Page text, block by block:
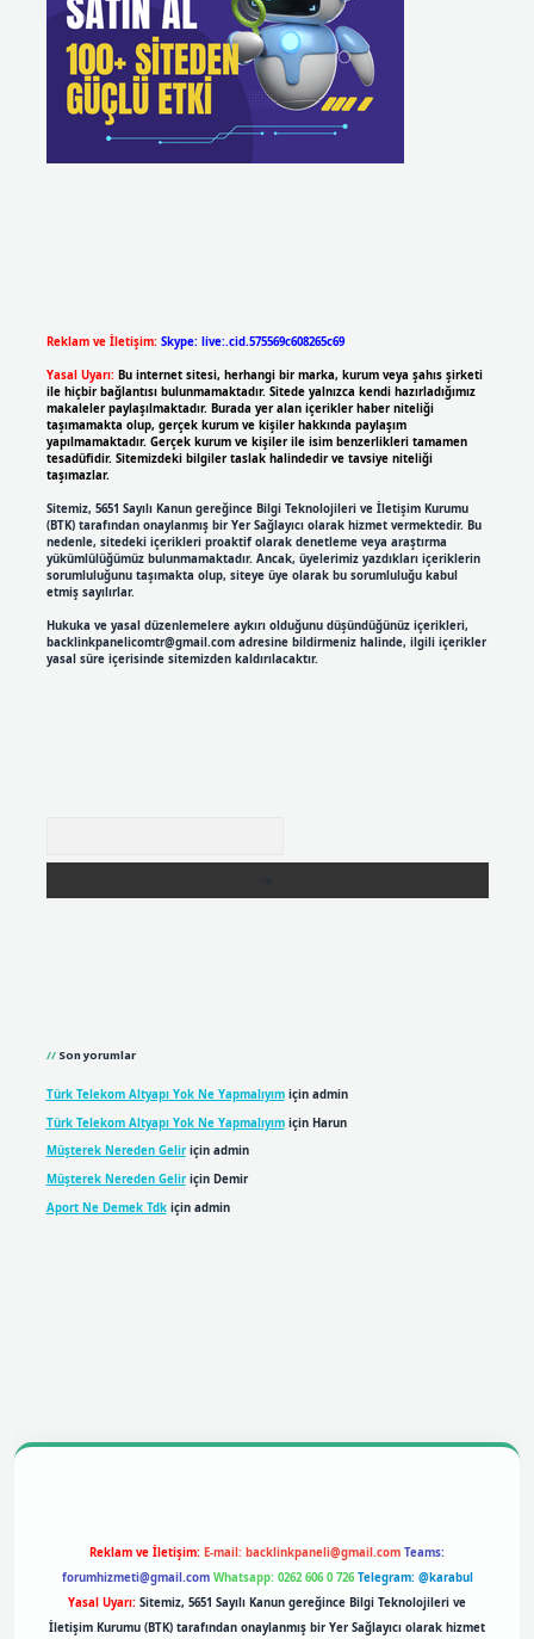
Reklam ve İletişim: Skype: live:.cid.575569c608265c69
Yasal Uyarı: Bu internet sitesi, herhangi bir marka, kurum veya şahıs şirketi
ile hiçbir bağlantısı bulunmamaktadır. Sitede yalnızca kendi hazırladığımız
makaleler paylaşılmaktadır. Burada yer alan içerikler haber niteliği
taşımamakta olup, gerçek kurum ve kişiler hakkında paylaşım
yapılmamaktadır. Gerçek kurum ve kişiler ile isim benzerlikleri tamamen
tesadüfidir. Sitemizdeki bilgiler taslak halindedir ve tavsiye niteliği
taşımazlar.
Sitemiz, 5651 Sayılı Kanun gereğince Bilgi Teknolojileri ve İletişim Kurumu
(BTK) tarafından onaylanmış bir Yer Sağlayıcı olarak hizmet vermektedir. Bu
nedenle, sitedeki içerikleri proaktif olarak denetleme veya araştırma
yükümlülüğümüz bulunmamaktadır. Ancak, üyelerimiz yazdıkları içeriklerin
sorumluluğunu taşımakta olup, siteye üye olarak bu sorumluluğu kabul
etmiş sayılırlar.
Hukuka ve yasal düzenlemelere aykırı olduğunu düşündüğünüz içerikleri,
backlinkpanelicomtr@gmail.comadresine bildirmeniz halinde, ilgili içerikler
yasal süre içerisinde sitemizden kaldırılacaktır.
Son yorumlar
Türk Telekom Altyapı Yok Ne Yapmalıyımiçin admin
Türk Telekom Altyapı Yok Ne Yapmalıyımiçin Harun
Müşterek Nereden Geliriçin admin
Müşterek Nereden Geliriçin Demir
Aport Ne Demek Tdkiçin admin
Reklam ve İletişim: E-mail: backlinkpaneli@gmail.com Teams:
forumhizmeti@gmail.com Whatsapp: 0262 606 0 726 Telegram: @karabul
Yasal Uyarı: Sitemiz, 5651 Sayılı Kanun gereğince Bilgi Teknolojileri ve
İletişim Kurumu (BTK) tarafından onaylanmış bir Yer Sağlayıcı olarak hizmet